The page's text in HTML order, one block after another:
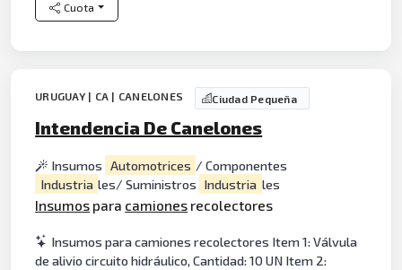
Cuota
URUGUAY | CA | CANELONES Ciudad Pequeña
Intendencia De Canelones
Insumos Automotrices / Componentes
Industria les/ Suministros Industria les
Insumos para camiones recolectores
Insumos para camiones recolectores Item 1: Válvula
de alivio circuito hidráulico, Cantidad: 10 UN Item 2: